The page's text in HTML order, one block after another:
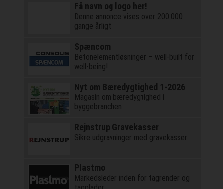
Få navn og logo her!
Denne annonce vises over 200.000
gange årligt
Spæncom
Betonelementløsninger – well-built for
well-being!
Nyt om Bæredygtighed 1-2026
Magasin om bæredygtighed i
byggebranchen
Rejnstrup Gravekasser
Sikre udgravninger med gravekasser
Plastmo
Markedsleder inden for tagrender og
tagplader